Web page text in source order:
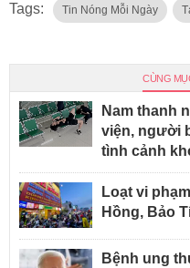
Tags: Tin Nóng Mỗi Ngày
CÙNG
Nam thanh
viện, người
tình cảnh
Loạt vi
Hồng, Bảo
Bệnh ung